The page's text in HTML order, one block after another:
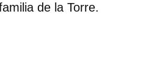
de la Torre.